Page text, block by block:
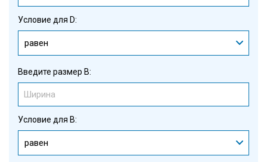
Условие для D:
равен
Введите размер B:
Условие для B:
равен